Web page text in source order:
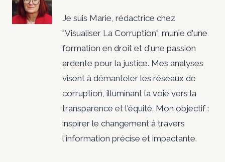
Je suis Marie, rédactrice chez
"Visualiser La Corruption", munie d'une
formation en droit et d'une passion
ardente pour la justice. Mes analyses
visent à démanteler les réseaux de
corruption, illuminant la voie vers la
transparence et l'équité. Mon objectif :
inspirer le changement à travers
l'information précise et impactante.